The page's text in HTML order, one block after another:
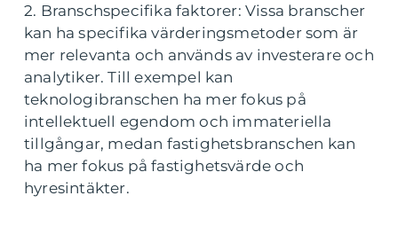
2. Branschspecifika faktorer: Vissa branscher
kan ha specifika värderingsmetoder som är
mer relevanta och används av investerare och
analytiker. Till exempel kan
teknologibranschen ha mer fokus på
intellektuell egendom och immateriella
tillgångar, medan fastighetsbranschen kan
ha mer fokus på fastighetsvärde och
hyresintäkter.